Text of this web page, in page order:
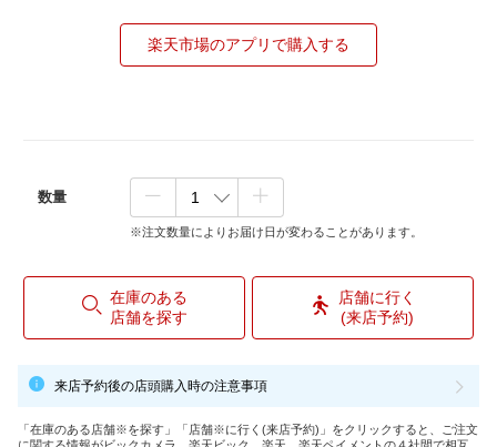
楽天市場のアプリで購入する
数量
※注文数量によりお届け日が変わることがあります。
在庫のある
店舗を探す
店舗に行く
(来店予約)
来店予約後の店頭購入時の注意事項
「在庫のある店舗※を探す」「店舗※に行く(来店予約)」をクリックすると、ご注文
に関する情報がビックカメラ、楽天ビック、楽天、楽天ペイメントの４社間で相互